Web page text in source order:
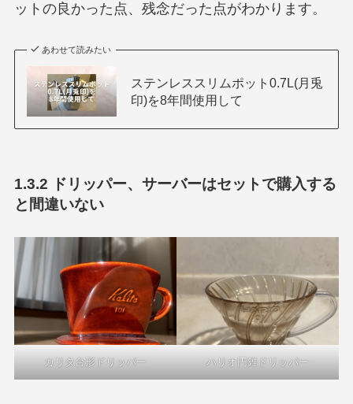
ットの良かった点、残念だった点がわかります。
あわせて読みたい
ステンレススリムポット0.7L(月兎
印)を8年間使用して
1.3.2 ドリッパー、サーバーはセットで購入する
と間違いない
カリタ台形ドリッパー ハリオ円錐ドリッパー